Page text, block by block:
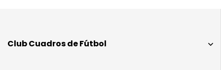
Club Cuadros de Fútbol